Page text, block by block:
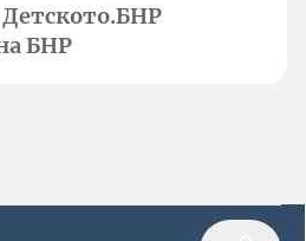
Детското.БНР
БНР